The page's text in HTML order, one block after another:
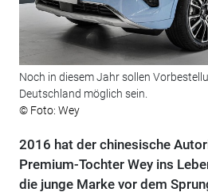
Noch in diesem Jahr sollen
Deutschland möglich sein.
© Foto: Wey
2016 hat der chinesische
Premium-Tochter Wey ins
die junge Marke vor dem